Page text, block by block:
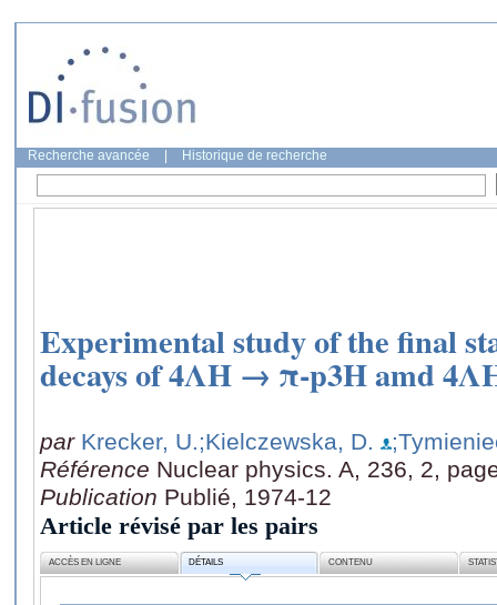
Recherche avancée Historique de recherche
Experimental study of the final
decays of 4ΛH → π-p3H amd
par Krecker, U.;Kielczewska, D.
Référence Nuclear physics. A, 236, 2,
Publication Publié, 1974-12
Article révisé par les pairs
ACCÈS EN LIGNE DÉTAILS CONTENU